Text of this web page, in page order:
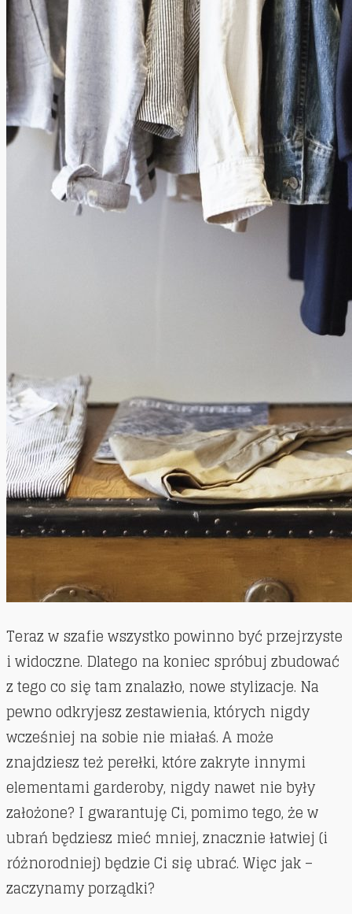
Teraz w szafie wszystko powinno być przejrzyste
i widoczne. Dlatego na koniec spróbuj zbudować
z tego co się tam znalazło, nowe stylizacje. Na
pewno odkryjesz zestawienia, których nigdy
wcześniej na sobie nie miałaś. A może
znajdziesz też perełki, które zakryte innymi
elementami garderoby, nigdy nawet nie były
założone? I gwarantuję Ci, pomimo tego, że w
ubrań będziesz mieć mniej, znacznie łatwiej (i
różnorodniej) będzie Ci się ubrać. Więc jak –
zaczynamy porządki?